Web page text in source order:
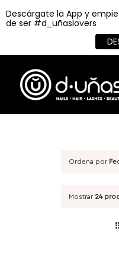
contenido
Ordena por
Mostrar 24
Descárgate la App y
de ser #d_uñaslovers